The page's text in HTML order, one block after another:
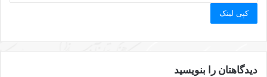
کپی لینک
دیدگاهتان را بنویسید